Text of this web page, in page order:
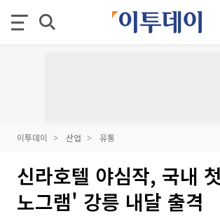
이투데이 산업 유통
신라호텔 야심작, 국내
노그램' 강릉 내달 출격